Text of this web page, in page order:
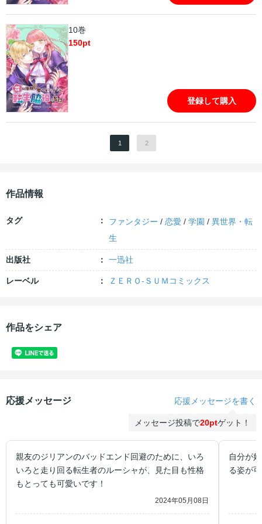
10巻
150pt
登録して購入
1 2
作品情報
タグ ファンタジー /恋愛 /学園 /異世界・転
生
出版社 一迅社
レーベル ＺＥＲＯ-ＳＵＭコミックス
作品をシェア
応援メッセージ 応援メッセージを書く
メッセージ投稿で20ptゲット！
親友のジリアンのバッドエンド回避のために、いろ
いろと走り回る転生者のルーシャが、見た目も性格
もとっても可愛いです！
2024年05月08日
自分が
る姿が